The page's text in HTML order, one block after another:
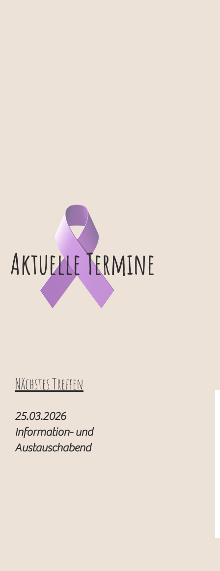
Nächstes Treffen
Wir befinden uns derzeit in der
Aktuelle Termine
Nächstes Treffen
25.03.2026
Information- und
Austauschabend